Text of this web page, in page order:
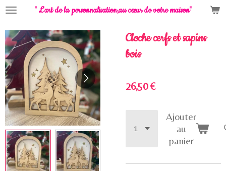
Passer
contenu
principal
" L'art de la personnalisation,au cœur de votre maison"
Cloche cerfs et sapins
bois
26,50 €
Ajouter
au
panier